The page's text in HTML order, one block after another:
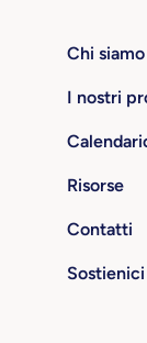
Chi siamo
I nostri
Risorse
Contatti
Sostienici